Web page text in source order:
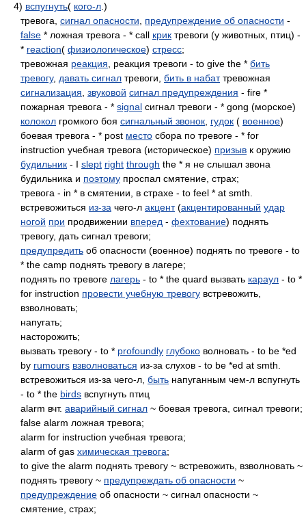
4) вспугнуть( кого-л .)
тревога, сигнал опасности предупреждение об опасности -
false * ложная тревога - * call крик тревоги (у животных, птиц) -
* reaction( физиологическое) стресс;
тревожная реакция , реакция тревоги - to give the * бить
тревогу, давать сигнал тревоги, бить в набаттревожная
сигнализация звуковой сигнал предупреждения - fire *
пожарная тревога - * signal сигнал тревоги - * gong (морское)
колокол громкого боя сигнальный звонок гудок ( военное)
боевая тревога - * post место сбора по тревоге - * for
instruction учебная тревога (историческое) призыв к оружию
будильник - I slept right through the * я не слышал звона
будильника и поэтому проспал смятение, страх;
тревога - in * в смятении, в страхе - to feel * at smth.
встревожиться из-за чего-л акцент(акцентированный удар
ногой при продвижении вперед - фехтование) поднять
тревогу, дать сигнал тревоги;
предупредить об опасности (военное) поднять по тревоге - to
* the camp поднять тревогу в лагере;
поднять по тревоге лагерь - to * the quard вызвать караул - to *
for instruction провести учебную тревогу встревожить,
взволновать;
напугать;
насторожить;
вызвать тревогу - to * profoundly глубоко волновать - to be *ed
by rumours взволноваться из-за слухов - to be *ed at smth.
встревожиться из-за чего-л, быть напуганным чем-л вспугнуть
- to * the birds вспугнуть птиц
alarm вчт. аварийный сигнал ~ боевая тревога, сигнал тревоги;
false alarm ложная тревога;
alarm for instruction учебная тревога;
alarm of gas химическая тревога;
to give the alarm поднять тревогу ~ встревожить, взволновать ~
поднять тревогу ~ предупреждать об опасности ~
предупреждение об опасности ~ сигнал опасности ~
смятение, страх;